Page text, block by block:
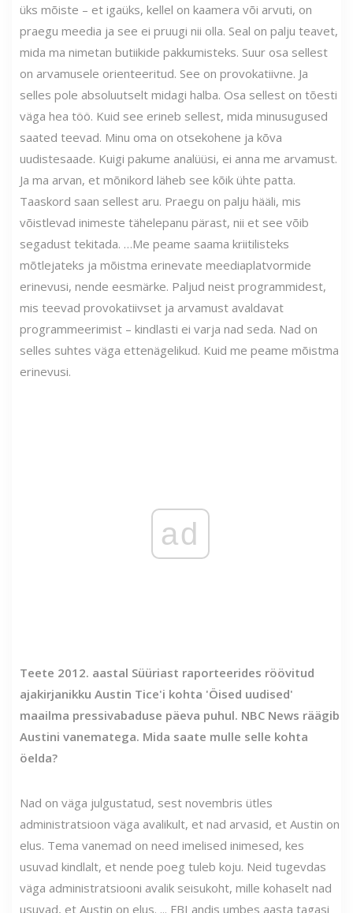
üks mõiste – et igaüks, kellel on kaamera või arvuti, on
praegu meedia ja see ei pruugi nii olla. Seal on palju teavet,
mida ma nimetan butiikide pakkumisteks. Suur osa sellest
on arvamusele orienteeritud. See on provokatiivne. Ja
selles pole absoluutselt midagi halba. Osa sellest on tõesti
väga hea töö. Kuid see erineb sellest, mida minusugused
saated teevad. Minu oma on otsekohene ja kõva
uudistesaade. Kuigi pakume analüüsi, ei anna me arvamust.
Ja ma arvan, et mõnikord läheb see kõik ühte patta.
Taaskord saan sellest aru. Praegu on palju hääli, mis
võistlevad inimeste tähelepanu pärast, nii et see võib
segadust tekitada. …Me peame saama kriitilisteks
mõtlejateks ja mõistma erinevate meediaplatvormide
erinevusi, nende eesmärke. Paljud neist programmidest,
mis teevad provokatiivset ja arvamust avaldavat
programmeerimist – kindlasti ei varja nad seda. Nad on
selles suhtes väga ettenägelikud. Kuid me peame mõistma
erinevusi.
ad
Teete 2012. aastal Süüriast raporteerides röövitud
ajakirjanikku Austin Tice'i kohta 'Öised uudised'
maailma pressivabaduse päeva puhul. NBC News räägib
Austini vanematega. Mida saate mulle selle kohta
öelda?
Nad on väga julgustatud, sest novembris ütles
administratsioon väga avalikult, et nad arvasid, et Austin on
elus. Tema vanemad on need imelised inimesed, kes
usuvad kindlalt, et nende poeg tuleb koju. Neid tugevdas
väga administratsiooni avalik seisukoht, mille kohaselt nad
usuvad, et Austin on elus. ... FBI andis umbes aasta tagasi